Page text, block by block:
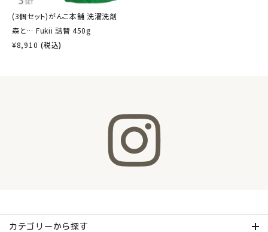
(3個セット)がんこ本舗 洗濯洗剤
森と… Fukii 詰替 450g
¥8,910 (税込)
カテゴリーから探す